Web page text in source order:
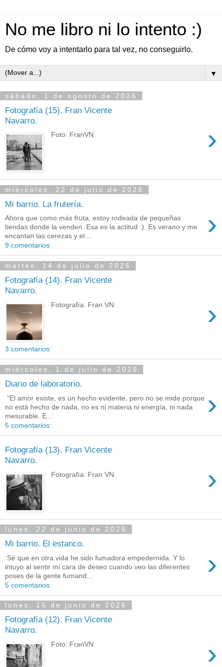
No me libro ni lo intento :)
De cómo voy a intentarlo para tal vez, no conseguirlo.
▼
sábado, 1 de agosto de 2026
Fotografía (15). Fran Vicente
Navarro.
›
Foto: FranVN
miércoles, 22 de julio de 2026
Mi barrio. La frutería.
›
Ahora que como más fruta, estoy rodeada de pequeñas
tiendas donde la venden. Esa es la actitud :). Es verano y me
encantan las cerezas y el ...
9 comentarios:
martes, 14 de julio de 2026
Fotografía (14). Fran Vicente
Navarro.
›
Fotografía: Fran VN
3 comentarios:
miércoles, 1 de julio de 2026
Diario de laboratorio.
›
"El amor existe, es un hecho evidente, pero no se mide porque
no está hecho de nada, no es ni materia ni energía, ni nada
mesurable. E...
5 comentarios:
Fotografía (13). Fran Vicente
Navarro.
›
Fotografía: Fran VN
lunes, 22 de junio de 2026
Mi barrio. El estanco.
›
Sé que en otra vida he sido fumadora empedernida. Y lo
intuyo al sentir mi cara de deseo cuando veo las diferentes
poses de la gente fumand...
5 comentarios:
lunes, 15 de junio de 2026
Fotografía (12). Fran Vicente
Navarro.
›
Foto: FranVN